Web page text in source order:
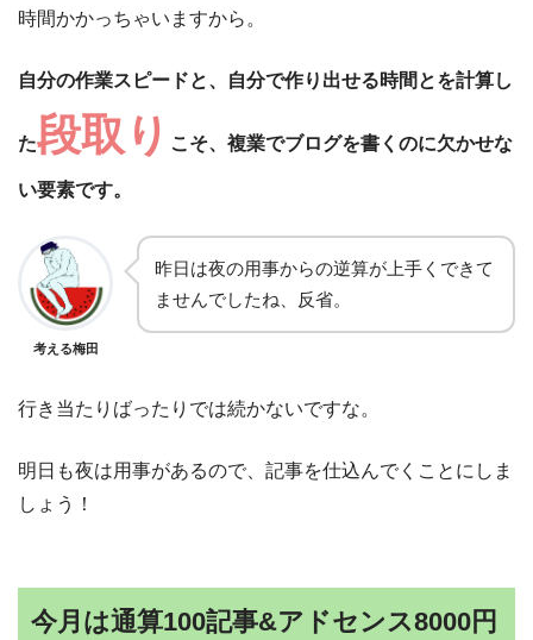
時間かかっちゃいますから。
自分の作業スピードと、自分で作り出せる時間とを計算し
た段取り こそ、複業でブログを書くのに欠かせな
い要素です。
考える梅田
昨日は夜の用事からの逆算が上手くできて
ませんでしたね、反省。
行き当たりばったりでは続かないですな。
明日も夜は用事があるので、記事を仕込んでくことにしま
しょう！
今月は通算100記事&アドセンス8000円